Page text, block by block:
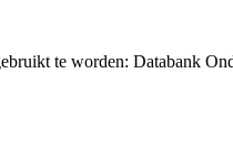
te worden: Databank